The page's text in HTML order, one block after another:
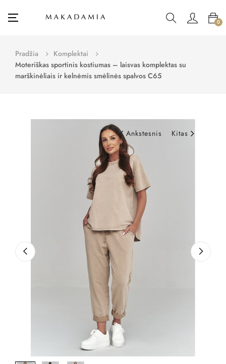
Toggle
☰ 0
Pradžia
Komplektai
Moteriškas sportinis kostiumas – laisvas komplektas su
marškinėliais ir kelnėmis smėlinės spalvos C65
Ankstesnis Kitas